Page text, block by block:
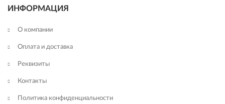
ИНФОРМАЦИЯ
О компании
Оплата и доставка
Реквизиты
Контакты
Политика конфиденциальности